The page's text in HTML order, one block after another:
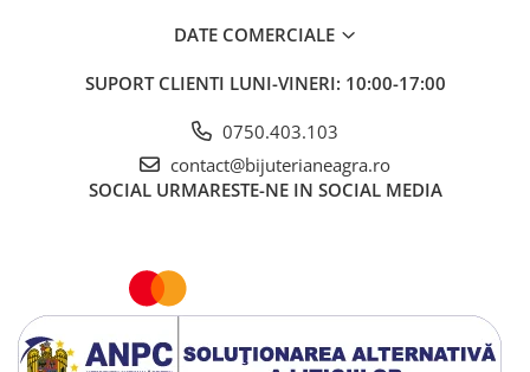
DATE COMERCIALE
SUPORT CLIENTI LUNI-VINERI: 10:00-17:00
0750.403.103
contact@bijuterianeagra.ro
SOCIAL URMARESTE-NE IN SOCIAL MEDIA